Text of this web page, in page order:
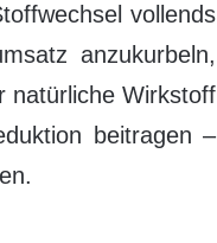
vollends
anzukurbeln,
natürliche Wirkstoff
beitragen –